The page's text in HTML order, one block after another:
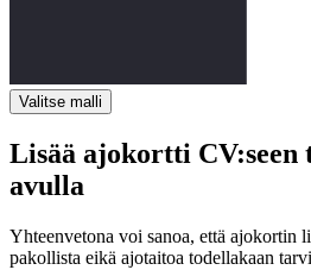
Valitse malli
Lisää ajokortti CV:seen
avulla
Yhteenvetona voi sanoa, että ajokortin
pakollista eikä ajotaitoa todellakaan